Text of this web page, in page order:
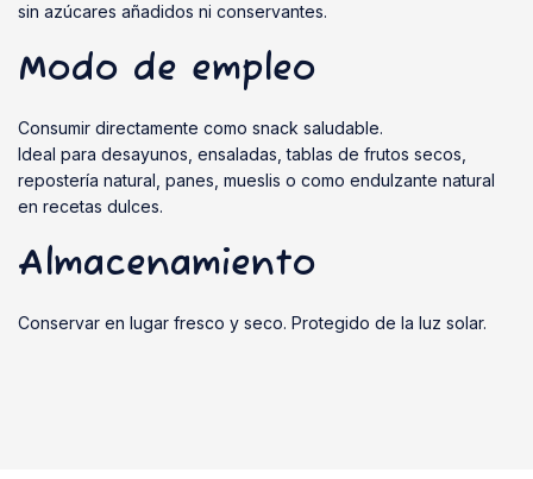
sin azúcares añadidos ni conservantes.
Modo de empleo
Consumir directamente como snack saludable.
Ideal para desayunos, ensaladas, tablas de frutos secos,
repostería natural, panes, mueslis o como endulzante natural
en recetas dulces.
Almacenamiento
Conservar en lugar fresco y seco. Protegido de la luz solar.